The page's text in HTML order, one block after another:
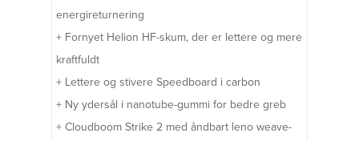
energireturnering
+ Fornyet Helion HF-skum, der er lettere og mere
kraftfuldt
+ Lettere og stivere Speedboard i carbon
+ Ny ydersål i nanotube-gummi for bedre greb
+ Cloudboom Strike 2 med åndbart leno weave-